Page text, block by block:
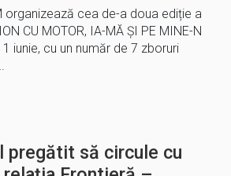
organizează cea de-a doua ediție a
CU MOTOR, IA-MĂ ȘI PE MINE-N
1 iunie, cu un număr de 7 zboruri
pregătit să circule cu